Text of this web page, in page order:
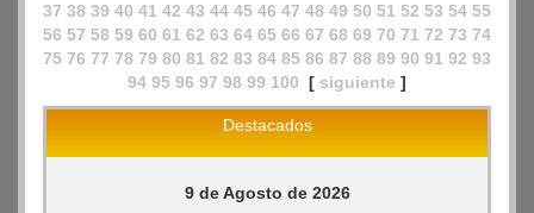
37 38 39 40 41 42 43 44 45 46 47 48 49 50 51 52 53 54 55
56 57 58 59 60 61 62 63 64 65 66 67 68 69 70 71 72 73 74
75 76 77 78 79 80 81 82 83 84 85 86 87 88 89 90 91 92 93
94 95 96 97 98 99 100 [ siguiente ]
Destacados
9 de Agosto de 2026